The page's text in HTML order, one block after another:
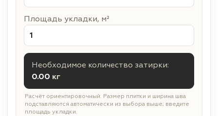
Площадь укладки, м²
Необходимое количество затирки:
0.00 кг
Расчёт ориентировочный. Размер плитки и ширина шва
подставляются автоматически из выбора выше; введите
площадь укладки.